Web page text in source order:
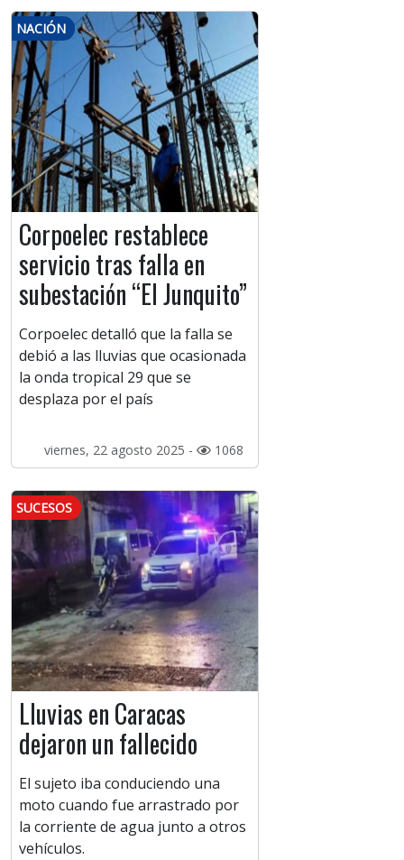
NACIÓN
Corpoelec restablece
servicio tras falla en
subestación “El Junquito”
Corpoelec detalló que la falla se
debió a las lluvias que ocasionada
la onda tropical 29 que se
desplaza por el país
viernes, 22 agosto 2025 - 1068
SUCESOS
Lluvias en Caracas
dejaron un fallecido
El sujeto iba conduciendo una
moto cuando fue arrastrado por
la corriente de agua junto a otros
vehículos.